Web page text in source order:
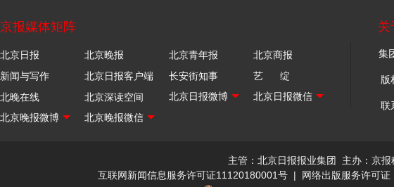
京报媒体矩阵
北京日报 北京晚报 北京青年报
北京商报
新闻与写作
北京日报客户端 长安街知事
艺 绽
北晚在线
北京深读空间
关
版
联
主管：北京日报报业集团 主办：京报
互联网新闻信息服务许可证11120180001号 | 网络出版服务许可